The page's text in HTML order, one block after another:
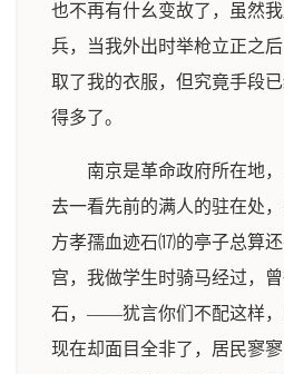
也不再有什幺变故了，虽然
兵，当我外出时举枪立正之
取了我的衣服，但究竟手段
得多了。
南京是革命政府所在地
去一看先前的满人的驻在处
方孝孺血迹石⒄的亭子总算
宫，我做学生时骑马经过，
石，——犹言你们不配这样，
现在却面目全非了，居民寥